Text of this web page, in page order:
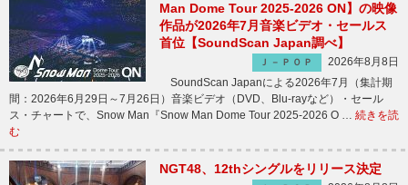
Man Dome Tour 2025-2026 ON】の映像
作品が2026年7月音楽ビデオ・セールス
首位【SoundScan Japan調べ】
Ｊ－ＰＯＰ
2026年8月8日
SoundScan Japanによる2026年7月（集計期
間：2026年6月29日～7月26日）音楽ビデオ（DVD、Blu-rayなど）・セール
ス・チャートで、Snow Man『Snow Man Dome Tour 2025-2026 O … 続きを読
む
NGT48、12thシングルをリリース決定